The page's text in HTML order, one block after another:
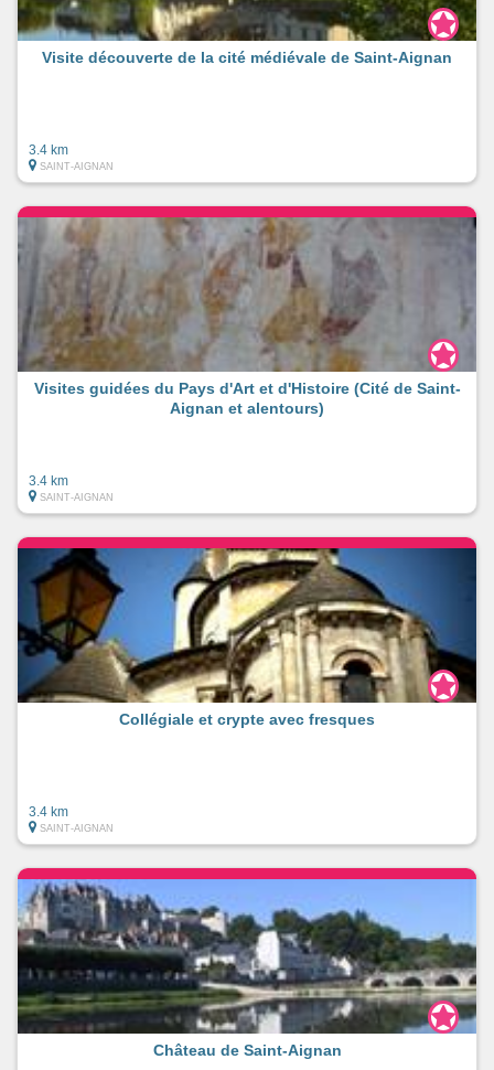
Visite découverte de la cité médiévale de Saint-Aignan
3.4 km
SAINT-AIGNAN
Visites guidées du Pays d'Art et d'Histoire (Cité de Saint-
Aignan et alentours)
3.4 km
SAINT-AIGNAN
Collégiale et crypte avec fresques
3.4 km
SAINT-AIGNAN
Château de Saint-Aignan